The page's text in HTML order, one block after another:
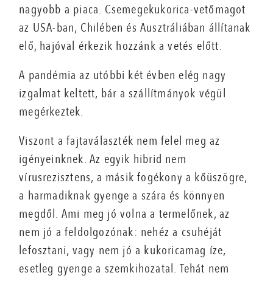
nagyobb a piaca. Csemegekukorica-vetőmagot
az USA-ban, Chilében és Ausztráliában állítanak
elő, hajóval érkezik hozzánk a vetés előtt.
A pandémia az utóbbi két évben elég nagy
izgalmat keltett, bár a szállítmányok végül
megérkeztek.
Viszont a fajtaválaszték nem felel meg az
igényeinknek. Az egyik hibrid nem
vírusrezisztens, a másik fogékony a kőüszögre,
a harmadiknak gyenge a szára és könnyen
megdől. Ami meg jó volna a termelőnek, az
nem jó a feldolgozónak: nehéz a csuhéját
lefosztani, vagy nem jó a kukoricamag íze,
esetleg gyenge a szemkihozatal. Tehát nem